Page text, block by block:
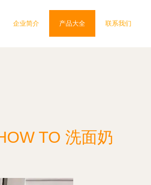
企业简介 产品大全 联系我们
TO 洗面奶